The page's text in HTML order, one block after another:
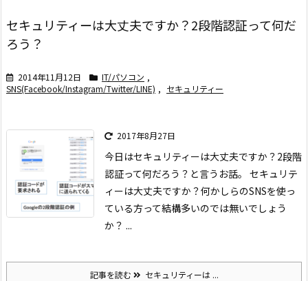
セキュリティーは大丈夫ですか？2段階認証って何だ
ろう？
2014年11月12日 IT/パソコン ,
SNS(Facebook/Instagram/Twitter/LINE) , セキュリティー
2017年8月27日
今日はセキュリティーは大丈夫ですか？2段階
認証って何だろう？ と言うお話。 セキュリテ
ィーは大丈夫ですか？何かしらのSNSを使っ
ている方って結構多いのでは無いでしょう
か？ ...
記事を読む セキュリティーは ...